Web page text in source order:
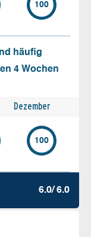
100
häufig
4 Wochen
Dezember
100
6.0/ 6.0